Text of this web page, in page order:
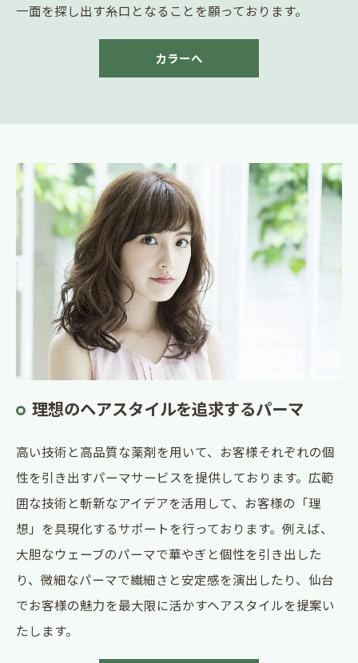
一面を探し出す糸口となることを願っております。
カラーへ
理想のヘアスタイルを追求するパーマ
高い技術と高品質な薬剤を用いて、お客様それぞれの個
性を引き出すパーマサービスを提供しております。広範
囲な技術と斬新なアイデアを活用して、お客様の「理
想」を具現化するサポートを行っております。例えば、
大胆なウェーブのパーマで華やぎと個性を引き出した
り、微細なパーマで繊細さと安定感を演出したり、仙台
でお客様の魅力を最大限に活かすヘアスタイルを提案い
たします。